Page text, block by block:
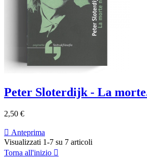
Peter Sloterdijk - La
2,50 €
 Anteprima
Visualizzati 1-7 su 7 articoli
Torna all'inizio 